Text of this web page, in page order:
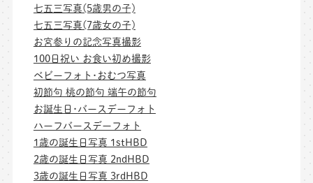
七五三写真(5歳男の子)
七五三写真(7歳女の子)
お宮参りの記念写真撮影
100日祝い お食い初め撮影
ベビーフォト･おむつ写真
初節句 桃の節句 端午の節句
お誕生日･バースデーフォト
ハーフバースデーフォト
1歳の誕生日写真 1stHBD
2歳の誕生日写真 2ndHBD
3歳の誕生日写真 3rdHBD